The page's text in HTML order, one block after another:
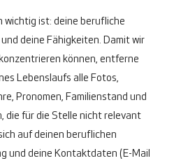
wichtig ist: deine berufliche
deine Fähigkeiten. Damit wir
können, entferne
Lebenslaufs alle Fotos,
Pronomen, Familienstand und
die für die Stelle nicht relevant
auf deinen beruflichen
und deine Kontaktdaten (E-Mail